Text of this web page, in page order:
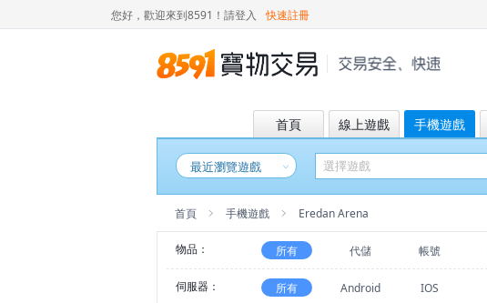
您好，歡迎來到8591！ 請登入 快速註冊
首頁 線上遊戲 手機遊戲
最近瀏覽遊戲
首頁 手機遊戲 Eredan Arena
物品： 所有 代儲 帳號
伺服器： 所有 Android IOS